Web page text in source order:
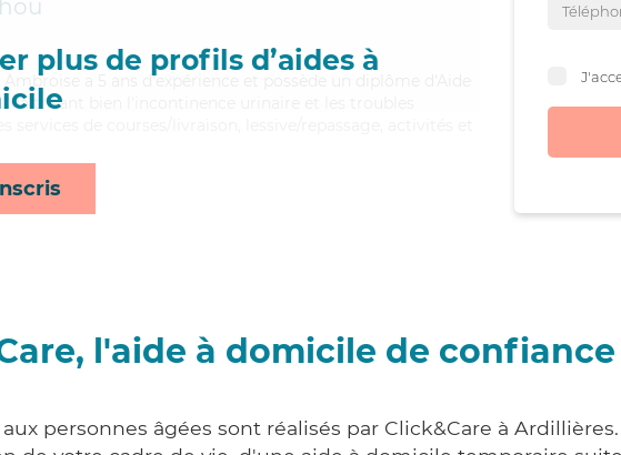
plus de profils d’aides à
a 5 ans d'expérience et possède un diplôme d'Aide
Maitrisant bien l'incontinence urinaire et les troubles
l'aide à domicile de confiance
aux personnes âgées sont réalisés par Click&Care à Ardillières.